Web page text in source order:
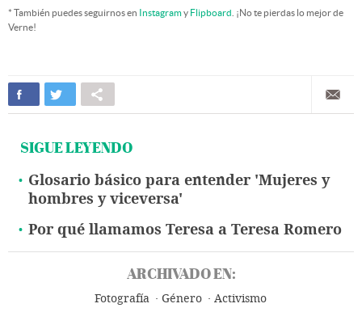
* También puedes seguirnos en Instagramy Flipboard . ¡No te pierdas lo mejor de
Verne!
SIGUE LEYENDO
Glosario básico para entender 'Mujeres y
hombres y viceversa'
Por qué llamamos Teresa a Teresa Romero
ARCHIVADO EN:
Fotografía Género Activismo